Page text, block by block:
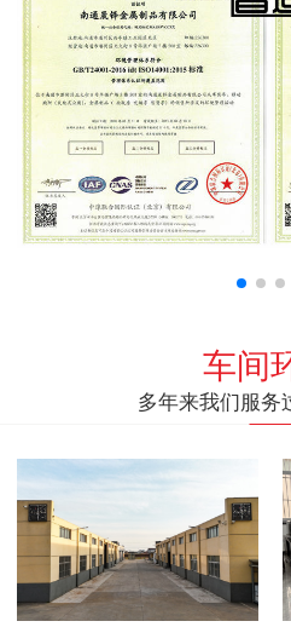
车间
多年来我们服务